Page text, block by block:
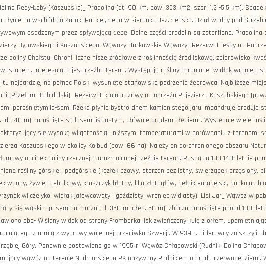
Redy-Łeby (Kaszubska)_ Pradolina (dt. 90 km, pow. 353 km2, szer. 1,2 -5,5 km).
płynie na wschód do Zatoki Puckiej, Łeba w kierunku Jez. Łebsko. Dział wodny pod
osadzonym przez spływającą Łebę. Dolne części pradolin są zatorfione.
Bytowskiego i Kaszubskiego. Wąwozy Borkowskie Wąwozy_ Rezerwat leśny na
doliny Chełstu. Chroni liczne nisze źródłowe z roślinnością źródliskową, zbiorowisko
Interesująca jest rzeźba terenu. Występują rośliny chronione (widłak wroniec,
najbardziej na północ Polski wysunięte stanowisko podrzenia żebrowca. Najbliższe
(Przełom Ba-bidolski)_ Rezerwat krajobrazowy na obrzeżu Pojezierza Kaszubskiego
porośniętymila-sem. Rzeka płynie bystro dnem kamienistego jaru, meandruje eroduje
do 40 m) porośnięte są lasem liściastym, głównie grądem i łęgiem". Występuje wiele
się wysoką wilgotnością i niższymi temperaturami w porównaniu z terenami
Kaszubskiego w okolicy Kolbud (pow. 66 ha). Należy on do chronionego obszaru
odcinek doliny rzecznej o urozmaiconej rzeźbie terenu. Rosną tu 100-140. letnie
rośliny górskie i podgórskie (kozłek bzowy, storzan bezlistny, świerząbek orzęsiony,
wonny, żywiec cebulkowy, kruszczyk błotny, lilia złotogłów, pełnik europejski, podkolan
wilczelyko, widłak jałowcowaty i goździsty, wroniec widlasty). Lisi Jar_ Wąwóz w
się wąskim pasem do morza (dl. 350 m, głęb. 50 m), zbocza porośnięte ponad 100.
obe- Wiślany widok od strony Fromborka lisk zwieńczony kulą z orłem,
z armią z wyprawy wojennej przeciwko Szwecji. W1939 r. hitlerowcy zniszczyli
Góry. Ponownie postawiono go w 1995 r. Wąwóz Chłapowski (Rudnik, Dolina
wąwóz na terenie Nadmorskiego PK nazywany Rudnikiem od rudo-czerwonej ziemi.